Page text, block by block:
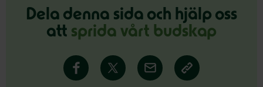
Dela denna sida och hjälp oss
att sprida vårt budskap